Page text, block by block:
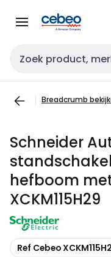
naar
naar
Zoekveld invoer
Breadcrumb
Schneider
hefboom met
XCKM115H29
Kopiëren
Ref Cebeo